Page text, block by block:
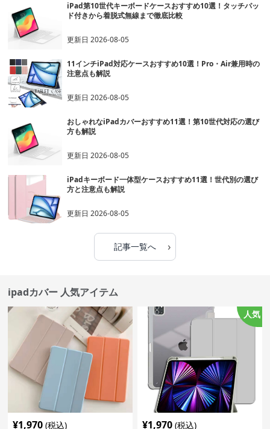
iPad第10世代キーボードケースおすすめ10選！タッチパッ
ド付きから着脱式無線まで徹底比較
更新日2026-08-05
11インチiPad対応ケースおすすめ10選！Pro・Air兼用時の
注意点も解説
更新日2026-08-05
おしゃれなiPadカバーおすすめ11選！第10世代対応の選び
方も解説
更新日2026-08-05
iPadキーボード一体型ケースおすすめ11選！世代別の選び
方と注意点も解説
更新日2026-08-05
記事一覧へ ›
ipadカバー 人気アイテム
¥1,970 (税込)
人気
¥1,970 (税込)